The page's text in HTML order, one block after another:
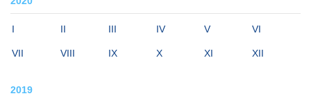
I II III IV V VI
VII VIII IX X XI XII
2019